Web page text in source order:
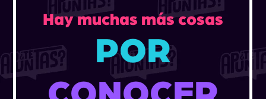
Hay muchas más cosas
POR